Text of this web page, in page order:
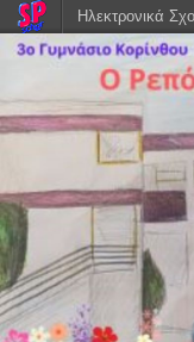
Ηλεκτρονικά